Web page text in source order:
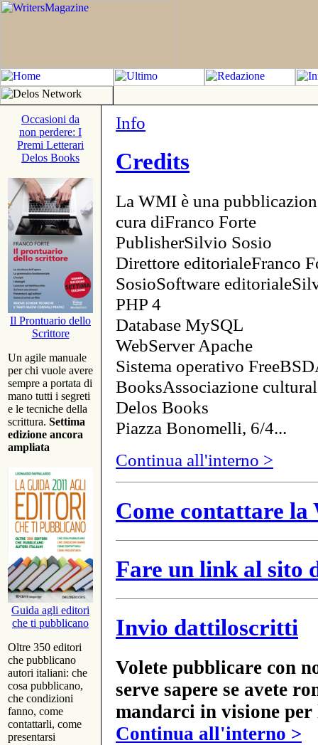
Occasioni da
non perdere: I
Premi Letterari
Delos Books
Il Prontuario dello
Scrittore
Un agile manuale
per chi vuole avere
sempre a portata di
mano tutti i segreti
e le tecniche della
scrittura. Settima
edizione ancora
ampliata
Guida agli editori
che ti pubblicano
Oltre 350 editori
che pubblicano
autori italiani: che
cosa pubblicano,
che condizioni
fanno, come
contattarli, come
presentarsi
Info
Credits
La WMI è una
cura diFranco Forte
PublisherSilvio Sosio
Direttore editorialeFranco
SosioSoftware
PHP 4
Database MySQL
WebServer Apache
Sistema operativo
BooksAssociazione
Delos Books
Piazza Bonomelli, 6/4...
Continua all'interno >
Come contattare
Fare un link al sito
Invio dattiloscritti
Volete pubblicare con
serve sapere se avete
mandarci in visione
Continua all'interno >